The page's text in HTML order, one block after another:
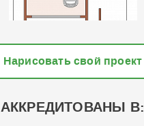
Нарисовать свой проект
АККРЕДИТОВАНЫ В: